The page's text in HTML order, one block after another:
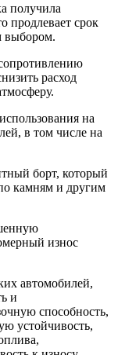
получила
продлевает срок
выбором.
расход
на
в том числе на
борт, который
камням и другим
износ
автомобилей,
и
способность,
устойчивость,